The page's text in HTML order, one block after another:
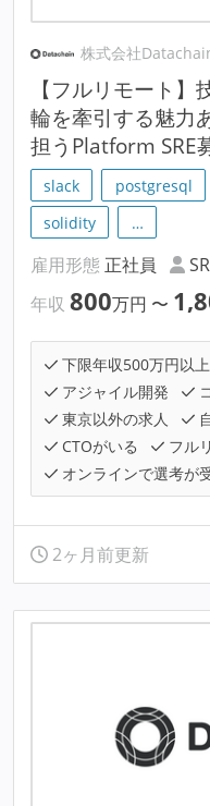
株式会社
【フルリモート
輪を牽引する魅力
担うPlatform SRE
slack postgresql
solidity
…
雇用形態 正社員
年収 800万円 〜
下限年収500万円以上
アジャイル開発
東京以外の求人
CTOがいる
フル
オンラインで選考が
2ヶ月前更新